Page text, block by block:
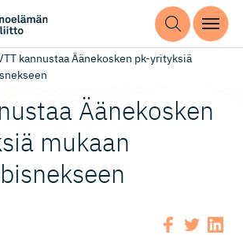
kannustaa Äänekosken pk-yrityksiä
Äänekosken
mukaan